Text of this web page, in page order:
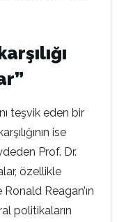
teşvik eden bir
ise
Prof. Dr.
özellikle
Reagan’ın
politikaların